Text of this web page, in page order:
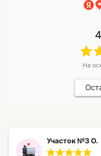
На
Участок №3 О.